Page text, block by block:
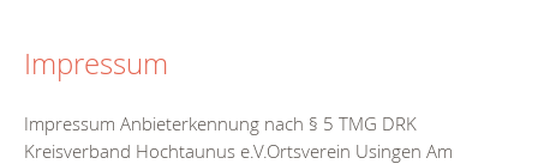
Impressum
Impressum Anbieterkennung nach § 5 TMG DRK
Kreisverband Hochtaunus e.V.Ortsverein Usingen Am